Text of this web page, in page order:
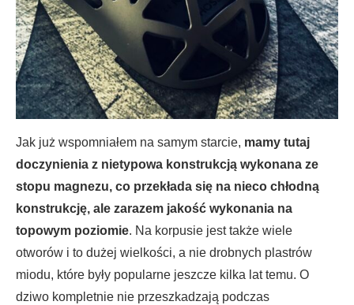
Jak już wspomniałem na samym starcie, mamy tutaj
doczynienia z nietypowa konstrukcją wykonana ze
stopu magnezu, co przekłada się na nieco chłodną
konstrukcję, ale zarazem jakość wykonania na
topowym poziomie. Na korpusie jest także wiele
otworów i to dużej wielkości, a nie drobnych plastrów
miodu, które były popularne jeszcze kilka lat temu. O
dziwo kompletnie nie przeszkadzają podczas